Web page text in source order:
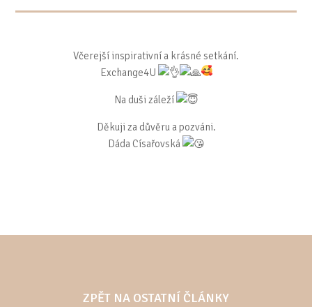
Včerejší inspirativní a krásné setkání.
Exchange4U
Na duši záleží
Děkuji za důvěru a pozváni.
Dáda Císařovská
ZPĚT NA OSTATNÍ ČLÁNKY